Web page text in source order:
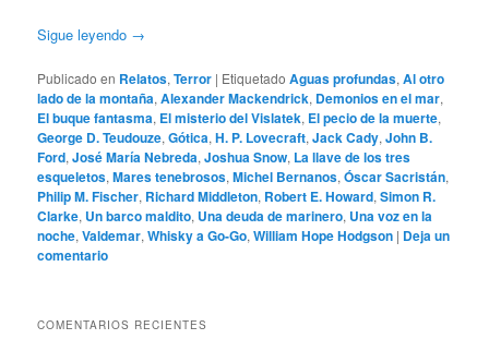
Sigue leyendo →
Publicado en Relatos,Terror | Etiquetado Aguas profundas,Al otro
lado de la montaña,Alexander Mackendrick, Demonios en el mar,
El buque fantasma, El misterio del Vislatek, El pecio de la muerte,
George D. Teudouze,Gótica,H. P. Lovecraft,Jack Cady,John B.
Ford,José María Nebreda,Joshua Snow, La llave de los tres
esqueletos,Mares tenebrosos,Michel Bernanos,Óscar Sacristán,
Philip M. Fischer, Richard Middleton, Robert E. Howard,Simon R.
Clarke, Un barco maldito, Una deuda de marinero, Una voz en la
noche,Valdemar,Whisky a Go-Go,William Hope Hodgson | Deja un
comentario
COMENTARIOS RECIENTES